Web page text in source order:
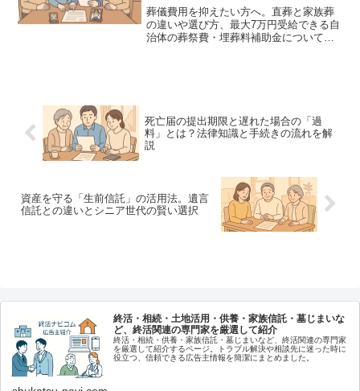
葬儀費用を抑えたい方へ。直葬と家族葬
の違いや選び方、最大7万円受給できる自
治体の葬祭費・埋葬料補助金について詳
死亡届の提出期限と遅れた場合の「過
料」とは？法律知識と手続きの流れを解
説
資産を守る「生前信託」の活用法。遺言
信託との違いとシニア世代の賢い選択
終活・相続・土地活用・供養・家族信託・墓じまいな
ど、終活関連の専門家を厳選して紹介
終活・相続・供養・家族信託・墓じまいなど、終活関連の専門家
を厳選して紹介するページ。トラブル解決や相談先に迷った時に
役立つ、信頼できる広告主情報を簡潔にまとめました。